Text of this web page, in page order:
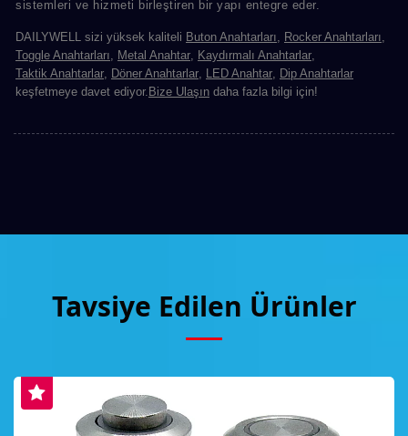
sistemleri ve hizmeti birleştiren bir yapı entegre eder.
DAILYWELL sizi yüksek kaliteli Buton Anahtarları, Rocker Anahtarları,
Toggle Anahtarları, Metal Anahtar, Kaydırmalı Anahtarlar,
Taktik Anahtarlar, Döner Anahtarlar, LED Anahtar, Dip Anahtarlar
keşfetmeye davet ediyor. Bize Ulaşın daha fazla bilgi için!
Tavsiye Edilen Ürünler